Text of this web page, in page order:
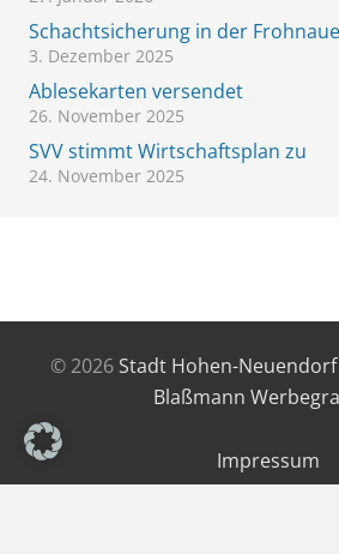
Schachtsicherung in der
3. Dezember 2025
Ablesekarten versendet
26. November 2025
SVV stimmt Wirtschaftsplan zu
24. November 2025
© 2026Stadt Hohen-Neuendorf
Blaßmann
Impressum